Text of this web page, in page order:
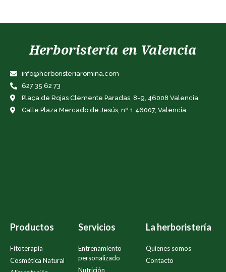
Herboristería en Valencia
info@herboristeriaromina.com
627 35 62 73
Plaça de Rojas Clemente Paradas, 8-9, 46008 Valencia
Calle Plaza Mercado de Jesús, nº 1 46007, Valencia
Productos
Fitoterapia
Cosmética Natural
Servicios
Entrenamiento
personalizado
Nutrición
La herboristería
Quienes somos
Contacto